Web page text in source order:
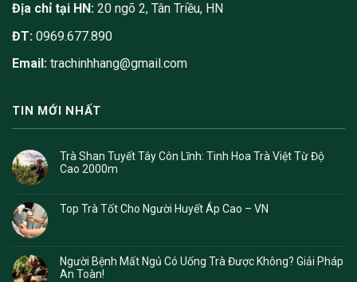
Địa chỉ tại HN: 20 ngõ 2, Tân Triều, HN
ĐT: 0969.677.890
Email: trachinhhang@gmail.com
TIN MỚI NHẤT
Trà Shan Tuyết Tây Côn Lĩnh: Tinh Hoa Trà Việt Từ Độ
Cao 2000m
Top Trà Tốt Cho Người Huyết Áp Cao – VN
Người Bệnh Mất Ngủ Có Uống Trà Được Không? Giải Pháp
An Toàn!